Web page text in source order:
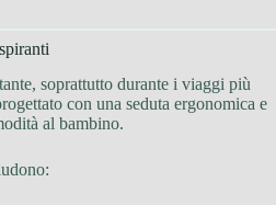
soprattutto durante i viaggi più
con una seduta ergonomica e
al bambino.